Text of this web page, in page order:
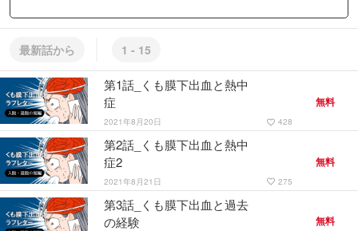
最新話から 1 - 15
第1話_くも膜下出血と熱中
症
2021年8月20日 favorite_border 428
無料
第2話_くも膜下出血と熱中
症2
2021年8月21日 favorite_border 275
無料
第3話_くも膜下出血と過去
の経験
無料